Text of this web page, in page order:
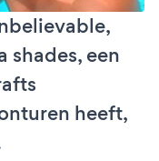
shades, een
heeft,